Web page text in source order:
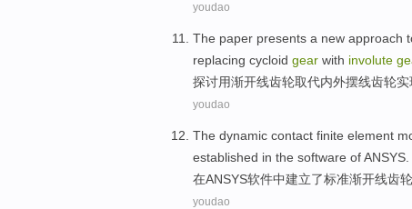
youdao
The paper presents a new approach
replacing cycloid gear with involute
探讨用渐开线齿轮取代内外摆线齿轮实
youdao
The dynamic contact finite element
established in the software ofANSYS
在ANSYS软件中建立了标准渐开线齿轮
youdao